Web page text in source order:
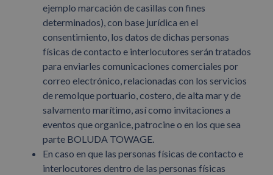
ejemplo marcación de casillas con fines
determinados), con base jurídica en el
consentimiento, los datos de dichas personas
físicas de contacto e interlocutores serán tratados
para enviarles comunicaciones comerciales por
correo electrónico, relacionadas con los servicios
de remolque portuario, costero, de alta mar y de
salvamento marítimo, así como invitaciones a
eventos que organice, patrocine o en los que sea
parte BOLUDA TOWAGE.
En caso en que las personas físicas de contacto e
interlocutores dentro de las personas físicas